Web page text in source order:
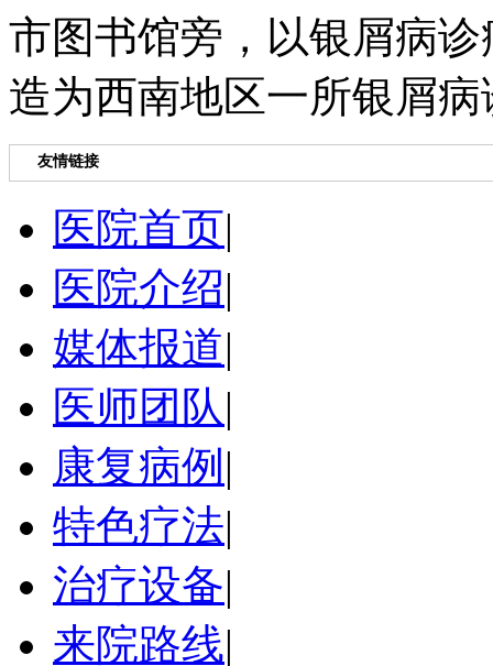
市图书馆旁，以银屑病
造为西南地区一所银屑
友情链接
医院首页|
医院介绍|
媒体报道|
医师团队 |
康复病例 |
特色疗法|
治疗设备|
来院路线|